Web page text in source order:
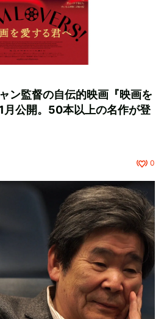
ン監督の自伝的映画『映画を
月公開。50本以上の名作が登
0